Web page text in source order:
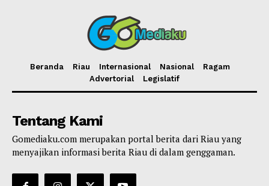
Beranda Riau Internasional Nasional
Ragam
Advertorial
Legislatif
Tentang Kami
Gomediaku.com merupakan portal berita dari Riau yang
menyajikan informasi berita Riau di dalam genggaman.